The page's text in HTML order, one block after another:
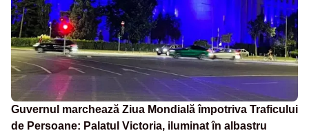
Guvernul marchează Ziua Mondială împotriva Traficului
de Persoane: Palatul Victoria, iluminat în albastru